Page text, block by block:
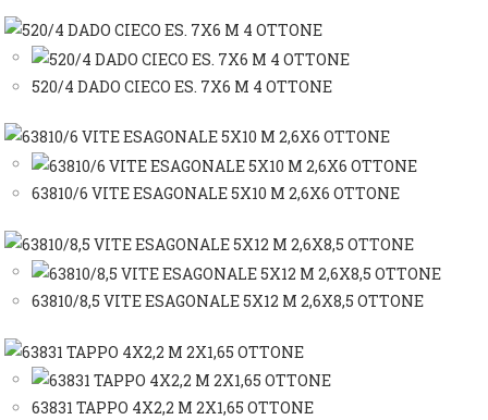
520/4 DADO CIECO ES. 7X6 M 4 OTTONE
63810/6 VITE ESAGONALE 5X10 M 2,6X6 OTTONE
63810/8,5 VITE ESAGONALE 5X12 M 2,6X8,5 OTTONE
63831 TAPPO 4X2,2 M 2X1,65 OTTONE